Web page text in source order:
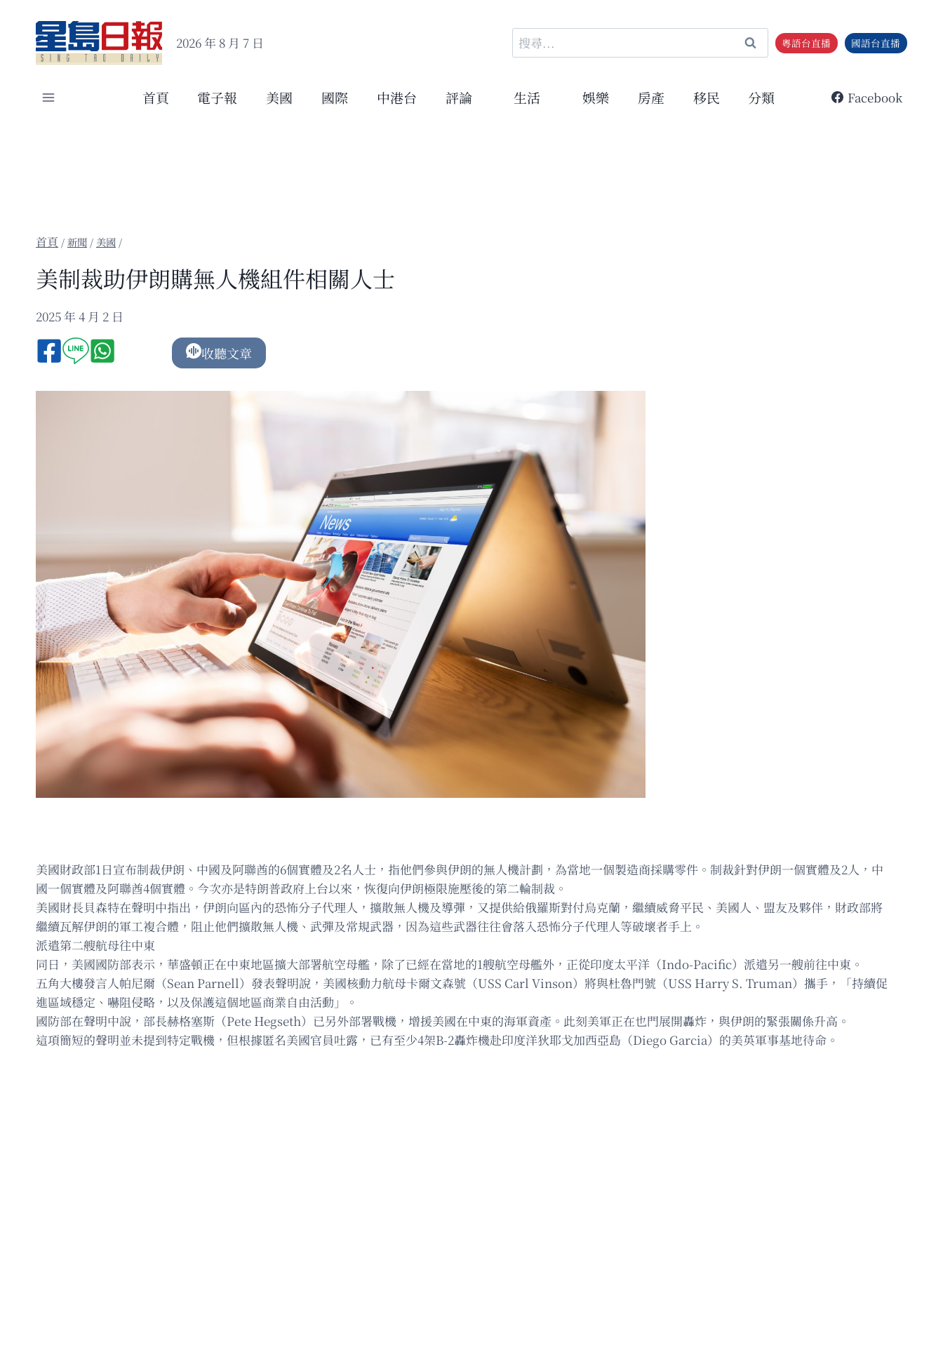
content
2026 年 8 月 7 日
搜
尋
鍵
粵語台直播 國語台直播
首頁 電子報 美國 國際 中港台 評論 生活 娛樂 房產 移民 分類 Facebook
/新聞 / 美國 /
美制裁助伊朗購無人機組件相關人士
2025 年 4 月 2 日
收聽文章
美國財政部1日宣布制裁伊朗、中國及阿聯酋的6個實體及2名人士，指他們參與伊朗的無人機計劃，為當地一個製造商採購零件。制裁針對伊朗一個實體及2人，中
國一個實體及阿聯酋4個實體。今次亦是特朗普政府上台以來，恢復向伊朗極限施壓後的第二輪制裁。
美國財長貝森特在聲明中指出，伊朗向區內的恐怖分子代理人，擴散無人機及導彈，又提供給俄羅斯對付烏克蘭，繼續威脅平民、美國人、盟友及夥伴，財政部將
繼續瓦解伊朗的軍工複合體，阻止他們擴散無人機、武彈及常規武器，因為這些武器往往會落入恐怖分子代理人等破壞者手上。
派遣第二艘航母往中東
同日，美國國防部表示，華盛頓正在中東地區擴大部署航空母艦，除了已經在當地的1艘航空母艦外，正從印度太平洋（Indo-Pacific）派遣另一艘前往中東。
五角大樓發言人帕尼爾（Sean Parnell）發表聲明說，美國核動力航母卡爾文森號（USS Carl Vinson）將與杜魯門號（USS Harry S. Truman）攜手，「持續促
進區域穩定、嚇阻侵略，以及保護這個地區商業自由活動」。
國防部在聲明中說，部長赫格塞斯（Pete Hegseth）已另外部署戰機，增援美國在中東的海軍資產。此刻美軍正在也門展開轟炸，與伊朗的緊張關係升高。
這項簡短的聲明並未提到特定戰機，但根據匿名美國官員吐露，已有至少4架B-2轟炸機赴印度洋狄耶戈加西亞島（Diego Garcia）的美英軍事基地待命。